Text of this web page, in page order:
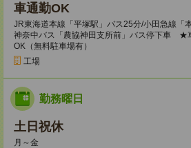
車通勤OK
JR東海道本線「平塚駅」バス25分/小田急線「
神奈中バス「農協神田支所前」バス停下車 ★
OK（無料駐車場有）
工場
勤務曜日
土日祝休
月～金